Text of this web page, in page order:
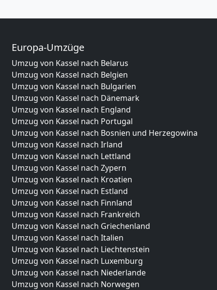
Europa-Umzüge
Umzug von Kassel nach Belarus
Umzug von Kassel nach Belgien
Umzug von Kassel nach Bulgarien
Umzug von Kassel nach Dänemark
Umzug von Kassel nach England
Umzug von Kassel nach Portugal
Umzug von Kassel nach Bosnien und Herzegowina
Umzug von Kassel nach Irland
Umzug von Kassel nach Lettland
Umzug von Kassel nach Zypern
Umzug von Kassel nach Kroatien
Umzug von Kassel nach Estland
Umzug von Kassel nach Finnland
Umzug von Kassel nach Frankreich
Umzug von Kassel nach Griechenland
Umzug von Kassel nach Italien
Umzug von Kassel nach Liechtenstein
Umzug von Kassel nach Luxemburg
Umzug von Kassel nach Niederlande
Umzug von Kassel nach Norwegen